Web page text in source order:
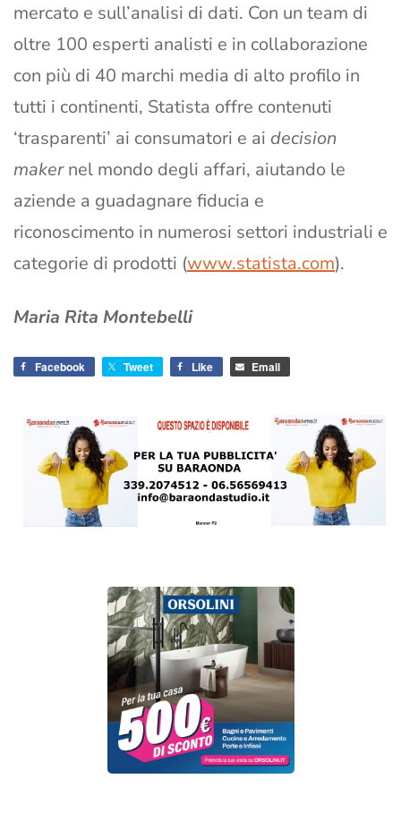
mercato e sull’analisi di dati. Con un team di
oltre 100 esperti analisti e in collaborazione
con più di 40 marchi media di alto profilo in
tutti i continenti, Statista offre contenuti
‘trasparenti’ ai consumatori e ai decision
makernel mondo degli affari, aiutando le
aziende a guadagnare fiducia e
riconoscimento in numerosi settori industriali e
categorie di prodotti (www.statista.com).
Maria Rita Montebelli
Facebook Tweet Like Email